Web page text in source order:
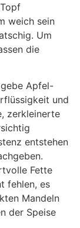
weich sein
Um
die
Apfel-
und
zerkleinerte
entstehen
Fette
fehlen, es
Mandeln
der Speise